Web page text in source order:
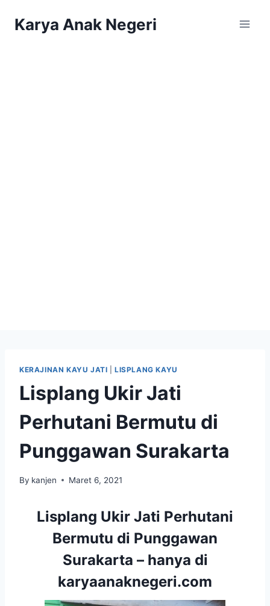
Karya Anak Negeri
KERAJINAN KAYU JATI |LISPLANG KAYU
Lisplang Ukir Jati
Perhutani Bermutu di
Punggawan Surakarta
By kanjen Maret 6, 2021
Lisplang Ukir Jati Perhutani
Bermutu di Punggawan
Surakarta – hanya di
karyaanaknegeri.com